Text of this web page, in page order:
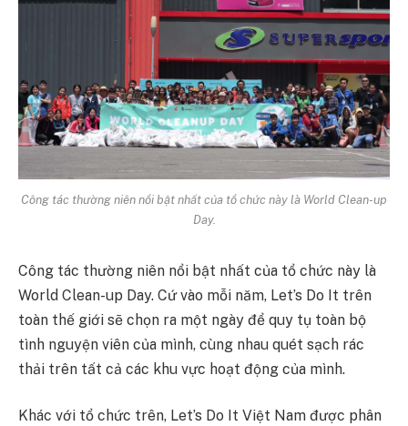
Công tác thường niên nổi bật nhất của tổ chức này là World Clean-up
Day.
Công tác thường niên nổi bật nhất của tổ chức này là
World Clean-up Day. Cứ vào mỗi năm, Let’s Do It trên
toàn thế giới sẽ chọn ra một ngày để quy tụ toàn bộ
tình nguyện viên của mình, cùng nhau quét sạch rác
thải trên tất cả các khu vực hoạt động của mình.
Khác với tổ chức trên, Let’s Do It Việt Nam được phân